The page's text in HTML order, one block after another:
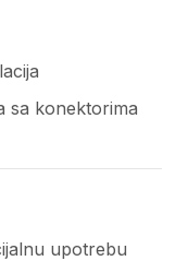
sa konektorima
upotrebu